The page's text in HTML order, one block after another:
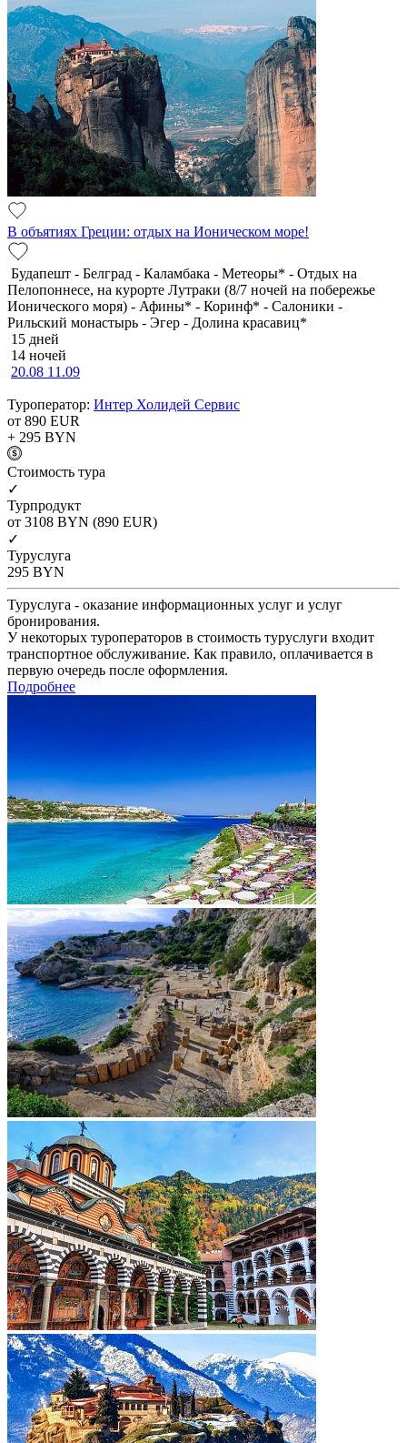
В объятиях Греции: отдых на Ионическом море!
Будапешт - Белград - Каламбака - Метеоры* - Отдых на
Пелопоннесе, на курорте Лутраки (8/7 ночей на побережье
Ионического моря) - Афины* - Коринф* - Салоники -
Рильский монастырь - Эгер - Долина красавиц*
15 дней
14 ночей
20.08 11.09
Туроператор: Интер Холидей Сервис
от 890 EUR
+ 295 BYN
Cтоимость тура
✓
Турпродукт
от 3108 BYN (890 EUR)
✓
Туруслуга
295 BYN
Туруслуга - оказание информационных услуг и услуг
бронирования.
У некоторых туроператоров в стоимость туруслуги входит
транспортное обслуживание. Как правило, оплачивается в
первую очередь после оформления.
Подробнее